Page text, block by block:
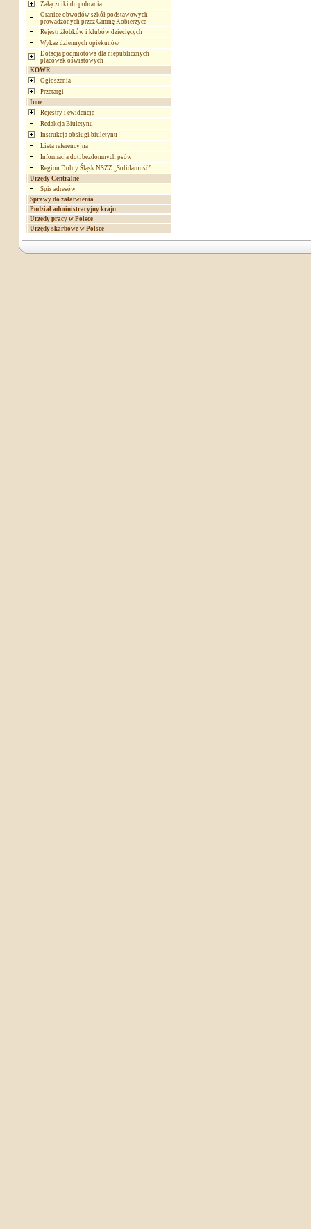
Załączniki do pobrania
Granice obwodów szkół podstawowych
prowadzonych przez Gminę Kobierzyce
Rejestr żłobków i klubów dziecięcych
Wykaz dziennych opiekunów
Dotacja podmiotowa dla niepublicznych
placówek oświatowych
KOWR
Ogłoszenia
Przetargi
Inne
Rejestry i ewidencje
Redakcja Biuletynu
Instrukcja obsługi biuletynu
Lista referencyjna
Informacja dot. bezdomnych psów
Region Dolny Śląsk NSZZ „Solidarność”
Urzędy Centralne
Spis adresów
Sprawy do załatwienia
Podział administracyjny kraju
Urzędy pracy w Polsce
Urzędy skarbowe w Polsce